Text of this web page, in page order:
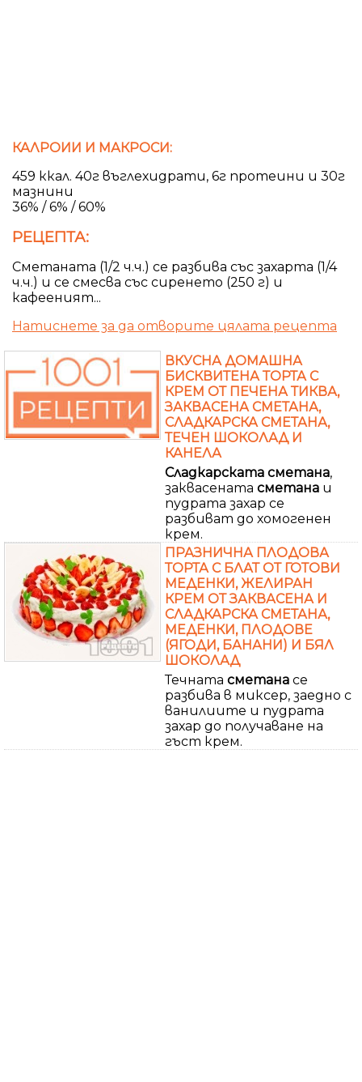
КАЛРОИИ И МАКРОСИ:
459 ккал. 40г въглехидрати, 6г протеини и 30г
мазнини
36% / 6% / 60%
РЕЦЕПТА:
Сметаната (1/2 ч.ч.) се разбива със захарта (1/4
ч.ч.) и се смесва със сиренето (250 г) и
кафееният...
Натиснете за да отворите цялата рецепта
ВКУСНА ДОМАШНА
БИСКВИТЕНА ТОРТА С
КРЕМ ОТ ПЕЧЕНА ТИКВА,
ЗАКВАСЕНА СМЕТАНА,
СЛАДКАРСКА СМЕТАНА,
ТЕЧЕН ШОКОЛАД И
КАНЕЛА
Сладкарската сметана,
заквасената сметана и
пудрата захар се
разбиват до хомогенен
крем.
ПРАЗНИЧНА ПЛОДОВА
ТОРТА С БЛАТ ОТ ГОТОВИ
МЕДЕНКИ, ЖЕЛИРАН
КРЕМ ОТ ЗАКВАСЕНА И
СЛАДКАРСКА СМЕТАНА,
МЕДЕНКИ, ПЛОДОВЕ
(ЯГОДИ, БАНАНИ) И БЯЛ
ШОКОЛАД
Течната сметана се
разбива в миксер, заедно с
ванилиите и пудрата
захар до получаване на
гъст крем.